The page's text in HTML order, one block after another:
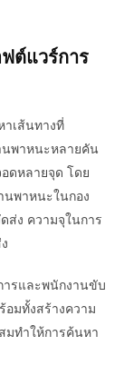
ต์แวร์การ
าเส้นทางที่
พาหนะหลายคัน
ดหลายจุด โดย
นพาหนะในกอง
ส่ง ความจุในการ
ารและพนักงานขับ
อมทั้งสร้างความ
มทำให้การค้นหา